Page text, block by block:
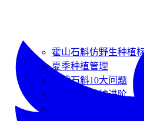
霍山石斛仿野生种植标
夏季种植管理
盆栽石斛10大问题
夏季家庭养护进阶